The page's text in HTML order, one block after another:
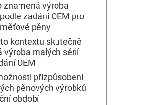
znamená výroba
zadání OEM pro
pěny
kontextu skutečně
výroba malých sérií
OEM
přizpůsobení
pěnových výrobků
období